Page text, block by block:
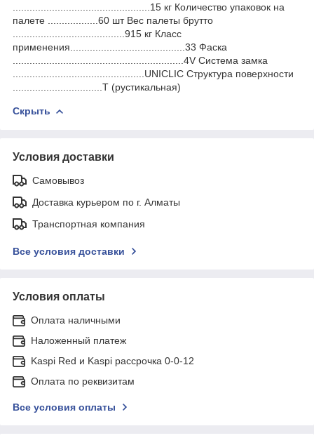
.................................................15 кг Количество упаковок на
палете ..................60 шт Вес палеты брутто
........................................915 кг Класс
применения.........................................33 Фаска
.............................................................4V Система замка
...............................................UNICLIC Структура поверхности
................................Т (рустикальная)
Скрыть
Условия доставки
Самовывоз
Доставка курьером по г. Алматы
Транспортная компания
Все условия доставки
Условия оплаты
Оплата наличными
Наложенный платеж
Kaspi Red и Kaspi рассрочка 0-0-12
Оплата по реквизитам
Все условия оплаты